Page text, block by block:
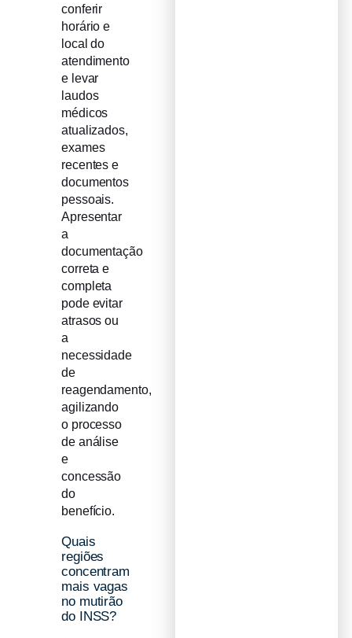
conferir
horário e
local do
atendimento
e levar
laudos
médicos
atualizados,
exames
recentes e
documentos
pessoais.
Apresentar
a
documentação
correta e
completa
pode evitar
atrasos ou
a
necessidade
de
reagendamento,
agilizando
o processo
de análise
e
concessão
do
benefício.
Quais
regiões
concentram
mais vagas
no mutirão
do INSS?